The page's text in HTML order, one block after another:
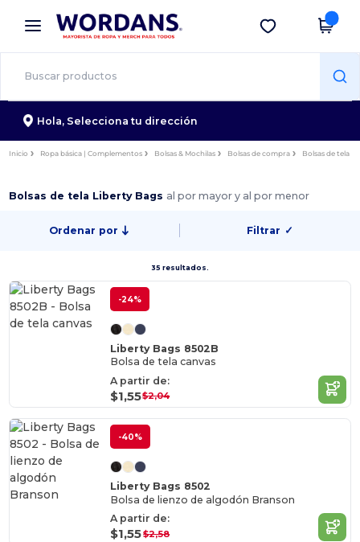
× App de Wordans
¡Mejores precios en app!
Descargar app
Hola, Selecciona tu dirección
Inicio Ropa básica | Complementos Bolsas & Mochilas Bolsas de compra Bolsas de tela
Bolsas de tela Liberty Bags al por mayor y al por menor
Ordenar por Filtrar ✓
35 resultados.
-24%
Liberty Bags 8502B
Bolsa de tela canvas
A partir de:
$1,55$2,04
-40%
Liberty Bags 8502
Bolsa de lienzo de algodón Branson
A partir de:
$1,55$2,58